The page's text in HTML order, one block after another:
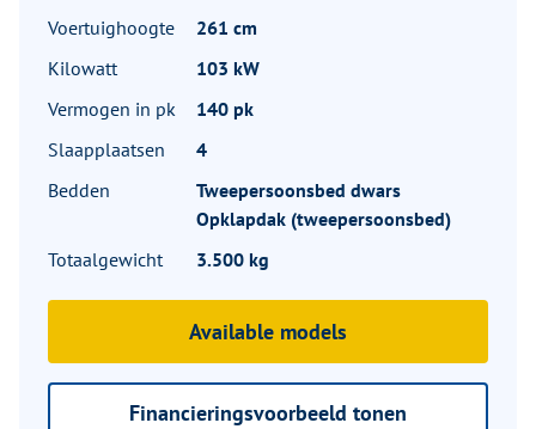
Voertuighoogte
261 cm
Kilowatt
103 kW
Vermogen in pk
140 pk
Slaapplaatsen
4
Bedden
Tweepersoonsbed dwars
Opklapdak (tweepersoonsbed)
Totaalgewicht
3.500 kg
Available models
Financieringsvoorbeeld tonen